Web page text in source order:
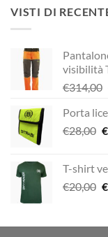
VISTI DI
visibilità
€314,00
Porta
€28,00 Il
€
T-shirt
€20,00 Il
€